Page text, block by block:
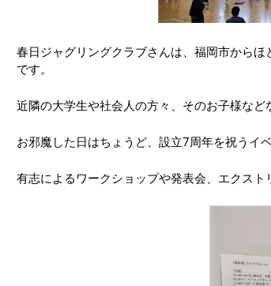
春日ジャグリングクラブさんは、福岡市から
です。
近隣の大学生や社会人の方々、そのお子様など
お邪魔した日はちょうど、設立7周年を祝うイ
有志によるワークショップや発表会、エクスト